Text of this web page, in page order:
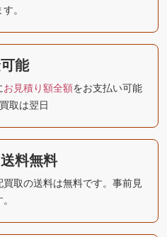
。
能
お見積り額全額をお支払い可能
取は翌日
料無料
買取の送料は無料です。事前見